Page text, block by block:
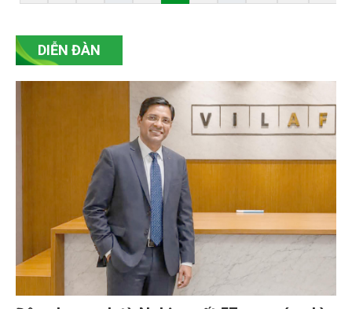
triển doanh nghiệp trong kỷ nguyên mới” được tổ
điệp then chốt: Hạ tầng số và dữ liệu không còn là
công cụ hỗ trợ, mà đã trở thành nguồn tài nguyên
chiến lược, quyết định năng lực cạnh tranh và khả
năng phát triển bền vững của toàn ngành.
DIỄN ĐÀN